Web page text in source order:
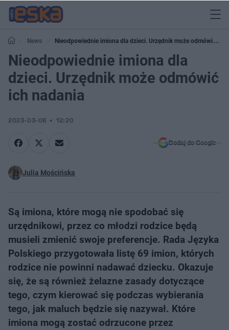
News
Nieodpowiednie imiona dla dzieci. Urzędnik może odmówić ich
nadania
Nieodpowiednie imiona dla
dzieci. Urzędnik może odmówić
ich nadania
2023-03-06 12:20
Dodaj do Google
Julia Mościńska
Są imiona, które mogą nie spodobać się
urzędnikowi, przez co młodzi rodzice będą
musieli zmienić swoje preferencje. Rada Języka
Polskiego przygotowała listę 69 imion, których
rodzice nie powinni nadawać dziecku. Okazuje
się, że są również żelazne zasady dotyczące
tego, czym kierować się podczas wybierania
tego, jak maluch będzie się nazywał. Które
imiona mogą zostać odrzucone przez